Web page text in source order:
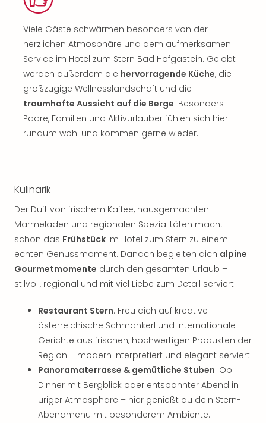
Viele Gäste schwärmen besonders von der
herzlichen Atmosphäre und dem aufmerksamen
Service im Hotel zum Stern Bad Hofgastein. Gelobt
werden außerdem die hervorragende Küche, die
großzügige Wellnesslandschaft und die
traumhafte Aussicht auf die Berge. Besonders
Paare, Familien und Aktivurlauber fühlen sich hier
rundum wohl und kommen gerne wieder.
Kulinarik
Der Duft von frischem Kaffee, hausgemachten
Marmeladen und regionalen Spezialitäten macht
schon das Frühstück im Hotel zum Stern zu einem
echten Genussmoment. Danach begleiten dich alpine
Gourmetmomente durch den gesamten Urlaub –
stilvoll, regional und mit viel Liebe zum Detail serviert.
Restaurant Stern: Freu dich auf kreative
österreichische Schmankerl und internationale
Gerichte aus frischen, hochwertigen Produkten der
Region – modern interpretiert und elegant serviert.
Panoramaterrasse & gemütliche Stuben: Ob
Dinner mit Bergblick oder entspannter Abend in
uriger Atmosphäre – hier genießt du dein Stern-
Abendmenü mit besonderem Ambiente.